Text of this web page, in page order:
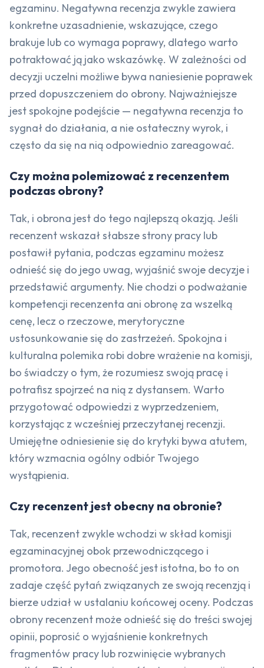
egzaminu. Negatywna recenzja zwykle zawiera
konkretne uzasadnienie, wskazujące, czego
brakuje lub co wymaga poprawy, dlatego warto
potraktować ją jako wskazówkę. W zależności od
decyzji uczelni możliwe bywa naniesienie poprawek
przed dopuszczeniem do obrony. Najważniejsze
jest spokojne podejście — negatywna recenzja to
sygnał do działania, a nie ostateczny wyrok, i
często da się na nią odpowiednio zareagować.
Czy można polemizować z recenzentem
podczas obrony?
Tak, i obrona jest do tego najlepszą okazją. Jeśli
recenzent wskazał słabsze strony pracy lub
postawił pytania, podczas egzaminu możesz
odnieść się do jego uwag, wyjaśnić swoje decyzje i
przedstawić argumenty. Nie chodzi o podważanie
kompetencji recenzenta ani obronę za wszelką
cenę, lecz o rzeczowe, merytoryczne
ustosunkowanie się do zastrzeżeń. Spokojna i
kulturalna polemika robi dobre wrażenie na komisji,
bo świadczy o tym, że rozumiesz swoją pracę i
potrafisz spojrzeć na nią z dystansem. Warto
przygotować odpowiedzi z wyprzedzeniem,
korzystając z wcześniej przeczytanej recenzji.
Umiejętne odniesienie się do krytyki bywa atutem,
który wzmacnia ogólny odbiór Twojego
wystąpienia.
Czy recenzent jest obecny na obronie?
Tak, recenzent zwykle wchodzi w skład komisji
egzaminacyjnej obok przewodniczącego i
promotora. Jego obecność jest istotna, bo to on
zadaje część pytań związanych ze swoją recenzją i
bierze udział w ustalaniu końcowej oceny. Podczas
obrony recenzent może odnieść się do treści swojej
opinii, poprosić o wyjaśnienie konkretnych
fragmentów pracy lub rozwinięcie wybranych